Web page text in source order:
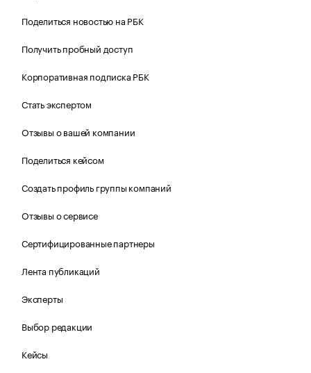
Поделиться новостью на РБК
Получить пробный доступ
Корпоративная подписка РБК
Стать экспертом
Отзывы о вашей компании
Поделиться кейсом
Создать профиль группы компаний
Отзывы о сервисе
Сертифицированные партнеры
Лента публикаций
Эксперты
Выбор редакции
Кейсы